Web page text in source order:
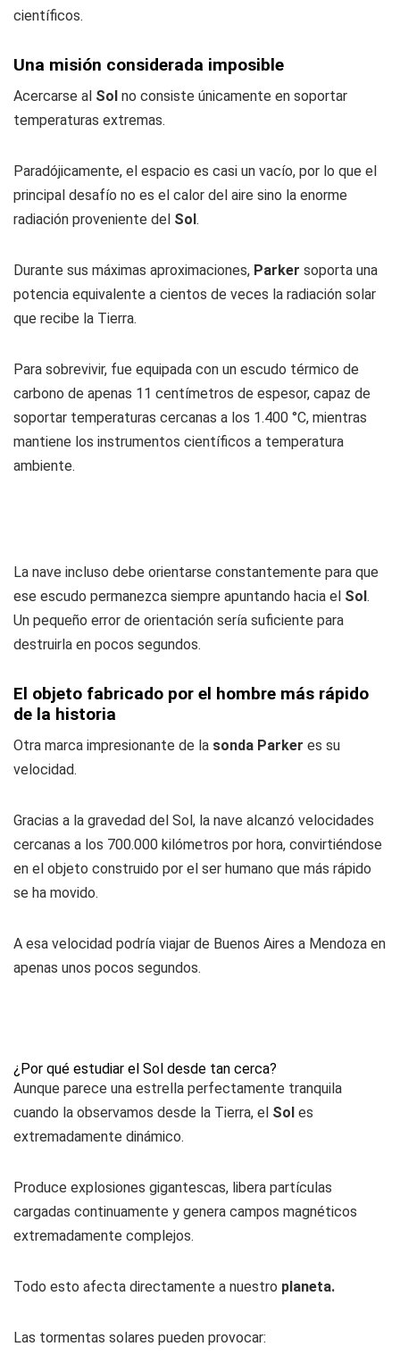
científicos.
Una misión considerada imposible
Acercarse al Sol no consiste únicamente en soportar
temperaturas extremas.
Paradójicamente, el espacio es casi un vacío, por lo que el
principal desafío no es el calor del aire sino la enorme
radiación proveniente del Sol.
Durante sus máximas aproximaciones, Parker soporta una
potencia equivalente a cientos de veces la radiación solar
que recibe la Tierra.
Para sobrevivir, fue equipada con un escudo térmico de
carbono de apenas 11 centímetros de espesor, capaz de
soportar temperaturas cercanas a los 1.400 °C, mientras
mantiene los instrumentos científicos a temperatura
ambiente.
La nave incluso debe orientarse constantemente para que
ese escudo permanezca siempre apuntando hacia el Sol.
Un pequeño error de orientación sería suficiente para
destruirla en pocos segundos.
El objeto fabricado por el hombre más rápido
de la historia
Otra marca impresionante de la sonda Parker es su
velocidad.
Gracias a la gravedad del Sol, la nave alcanzó velocidades
cercanas a los 700.000 kilómetros por hora, convirtiéndose
en el objeto construido por el ser humano que más rápido
se ha movido.
A esa velocidad podría viajar de Buenos Aires a Mendoza en
apenas unos pocos segundos.
¿Por qué estudiar el Sol desde tan cerca?
Aunque parece una estrella perfectamente tranquila
cuando la observamos desde la Tierra, el Sol es
extremadamente dinámico.
Produce explosiones gigantescas, libera partículas
cargadas continuamente y genera campos magnéticos
extremadamente complejos.
Todo esto afecta directamente a nuestro planeta.
Las tormentas solares pueden provocar: